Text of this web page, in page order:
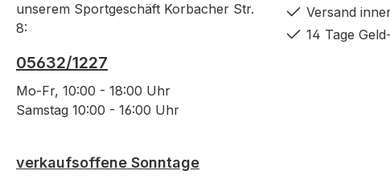
unserem Sportgeschäft Korbacher Str.
8:
05632/1227
Mo-Fr, 10:00 - 18:00 Uhr
Samstag 10:00 - 16:00 Uhr
verkaufsoffene Sonntage
Versand
14 Tage